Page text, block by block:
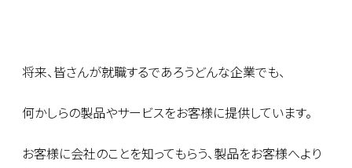
将来、皆さんが就職するであろうどんな企業でも、
何かしらの製品やサービスをお客様に提供しています。
お客様に会社のことを知ってもらう、製品をお客様へより